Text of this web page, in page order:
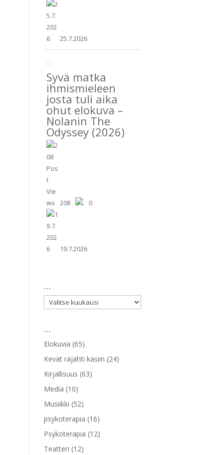
25.7.2026
Syvä matka
ihmismieleen
josta tuli aika
ohut elokuva –
Nolanin The
Odyssey (2026)
208 0
19.7.2026
…
…
…
Elokuvia (65)
Kevät räjähti käsiin (24)
Kirjallisuus (63)
Media (10)
Musiikki (52)
psykoterapia (16)
Psykoterapia (12)
Teatteri (12)